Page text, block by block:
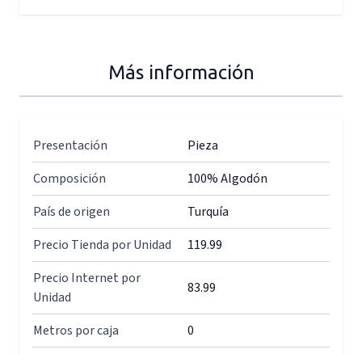
Más información
Presentación
Pieza
Composición
100% Algodón
País de origen
Turquía
Precio Tienda por Unidad
119.99
Precio Internet por
Unidad
83.99
Metros por caja 0